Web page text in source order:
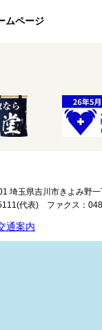
ムページ
埼玉県吉川市きよみ野
代表) ファクス：
通案内